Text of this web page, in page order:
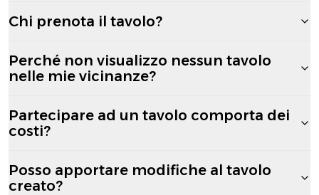
Chi prenota il tavolo?
Perché non visualizzo nessun tavolo
nelle mie vicinanze?
Partecipare ad un tavolo comporta dei
costi?
Posso apportare modifiche al tavolo
creato?